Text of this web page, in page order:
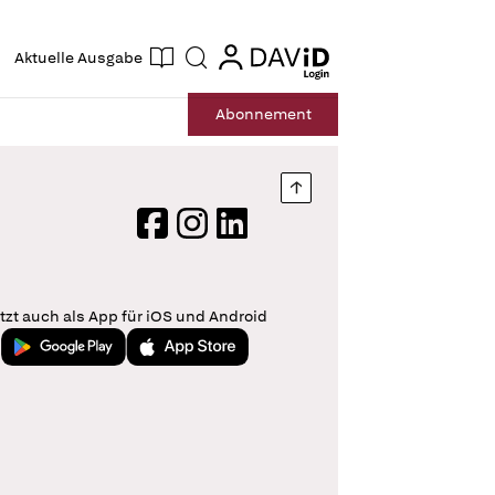
Aktuelle Ausgabe Suche login
login
Abonnement
Nach oben springen
FacebookInstagram
LinkedIn
auch als App für iOS und Android
Jetzt bei Google PlayLaden im App Store